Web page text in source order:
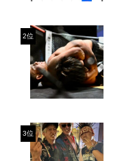
2位
3位